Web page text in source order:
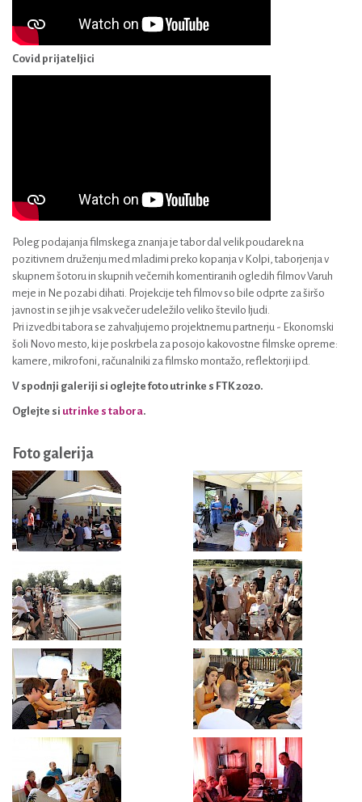
Covid prijateljici
Poleg podajanja filmskega znanja je tabor dal velik poudarek na
pozitivnem druženju med mladimi preko kopanja v Kolpi, taborjenja v
skupnem šotoru in skupnih večernih komentiranih ogledih filmov Varuh
meje in Ne pozabi dihati. Projekcije teh filmov so bile odprte za širšo
javnost in se jih je vsak večer udeležilo veliko število ljudi.
Pri izvedbi tabora se zahvaljujemo projektnemu partnerju - Ekonomski
šoli Novo mesto, ki je poskrbela za posojo kakovostne filmske opreme:
kamere, mikrofoni, računalniki za filmsko montažo, reflektorji ipd.
V spodnji galeriji si oglejte foto utrinke s FTK 2020.
Oglejte si utrinke s tabora.
Foto galerija